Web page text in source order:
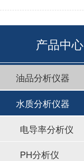
产品中心
油品分析仪器
水质分析仪器
电导率分析仪
PH分析仪